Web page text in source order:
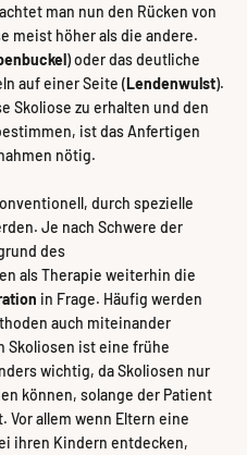
man nun den Rücken von
meist höher als die andere.
) oder das deutliche
auf einer Seite (Lendenwulst).
Skoliose zu erhalten und den
ist das Anfertigen
nötig.
durch spezielle
Je nach Schwere der
des
als Therapie weiterhin die
in Frage. Häufig werden
auch miteinander
Skoliosen ist eine frühe
wichtig, da Skoliosen nur
können, solange der Patient
Vor allem wenn Eltern eine
ihren Kindern entdecken,